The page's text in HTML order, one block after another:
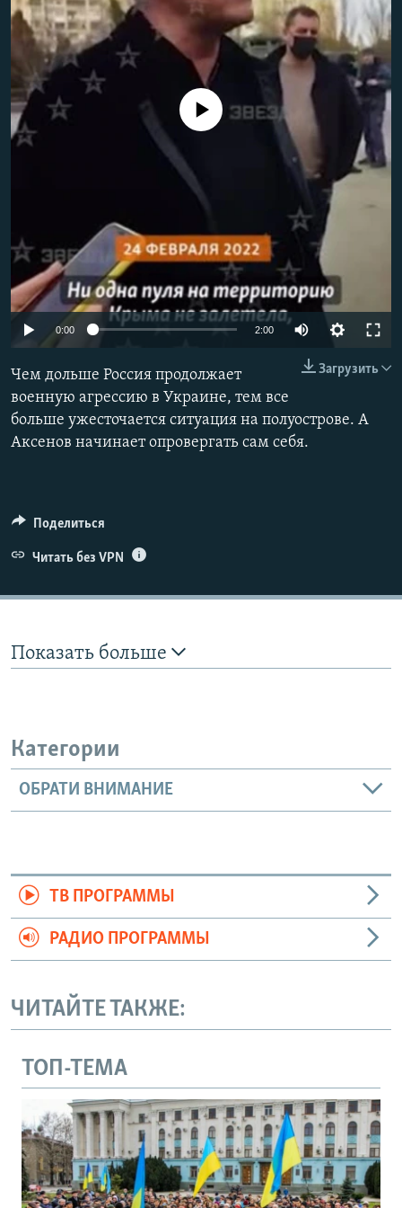
ПОБЕДИТЕЛЕЙ НЕ СУДЯТ?
КРЫМ.НЕПОКОРЕННЫЙ
ELIFBE
УКРАИНСКАЯ ПРОБЛЕМА КРЫМА
ПРИСОЕДИНЯЙТЕСЬ!
Все сайты RFE/RL
Auto
No media source currently available
0:00 2:00
240p
480p
Загрузить
Чем дольше Россия продолжает
военную агрессию в Украине, тем все
больше ужесточается ситуация на полуострове. А
Аксенов начинает опровергать сам себя.
Поделиться
Читать без VPN
Показать больше
Категории
ОБРАТИ ВНИМАНИЕ
ТВ ПРОГРАММЫ
РАДИО ПРОГРАММЫ
ЧИТАЙТЕ ТАКЖЕ:
ТОП-ТЕМА